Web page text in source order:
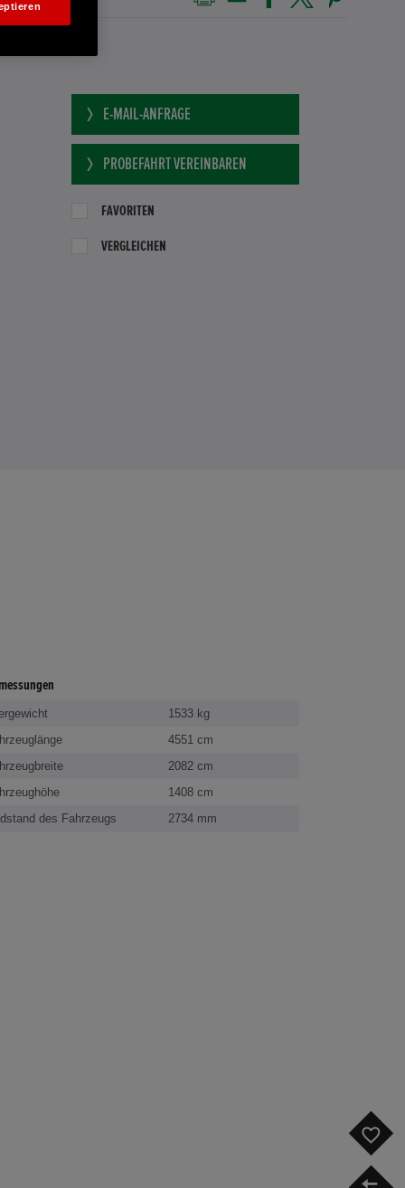
E-MAIL-ANFRAGE
PROBEFAHRT VEREINBAREN
FAVORITEN
VERGLEICHEN
1533 kg
4551 cm
2082 cm
1408 cm
des Fahrzeugs
2734 mm